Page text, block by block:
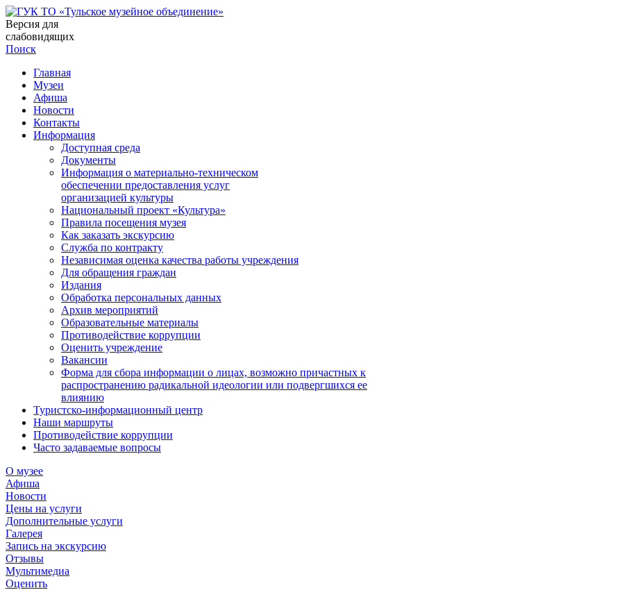
Версия для
слабовидящих
Поиск
Главная
Музеи
Афиша
Новости
Контакты
Информация
Доступная среда
Документы
Информация о материально-техническом
обеспечении предоставления услуг
организацией культуры
Национальный проект «Культура»
Правила посещения музея
Как заказать экскурсию
Служба по контракту
Независимая оценка качества работы учреждения
Для обращения граждан
Издания
Обработка персональных данных
Архив мероприятий
Образовательные материалы
Противодействие коррупции
Оценить учреждение
Вакансии
Форма для сбора информации о лицах, возможно причастных к
распространению радикальной идеологии или подвергшихся ее
влиянию
Туристско-информационный центр
Наши маршруты
Противодействие коррупции
Часто задаваемые вопросы
О музее
Афиша
Новости
Цены на услуги
Дополнительные услуги
Галерея
Запись на экскурсию
Отзывы
Мультимедиа
Оценить